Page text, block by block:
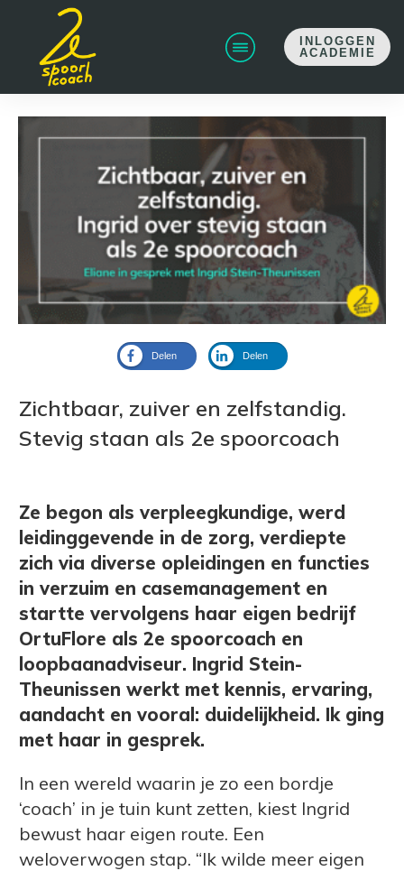
INLOGGEN
ACADEMIE
Delen Delen
Zichtbaar, zuiver en zelfstandig.
Stevig staan als 2e spoorcoach
Ze begon als verpleegkundige, werd
leidinggevende in de zorg, verdiepte
zich via diverse opleidingen en functies
in verzuim en casemanagement en
startte vervolgens haar eigen bedrijf
OrtuFlore als 2e spoorcoach en
loopbaanadviseur. Ingrid Stein-
Theunissen werkt met kennis, ervaring,
aandacht en vooral: duidelijkheid. Ik ging
met haar in gesprek.
In een wereld waarin je zo een bordje
‘coach’ in je tuin kunt zetten, kiest Ingrid
bewust haar eigen route. Een
weloverwogen stap. “Ik wilde meer eigen